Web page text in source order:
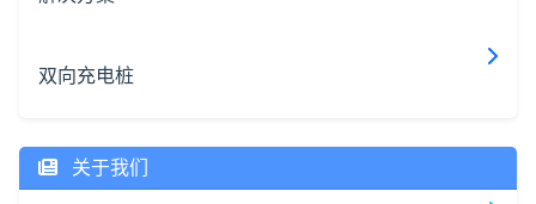
双向充电桩
关于我们